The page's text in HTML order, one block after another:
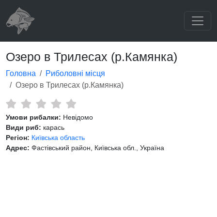
Озеро в Трилесах (р.Камянка)
Головна
Риболовні місця
Озеро в Трилесах (р.Камянка)
Умови рибалки: Невідомо
Види риб: карась
Регіон: Київська область
Адрес: Фастівський район, Київська обл., Україна